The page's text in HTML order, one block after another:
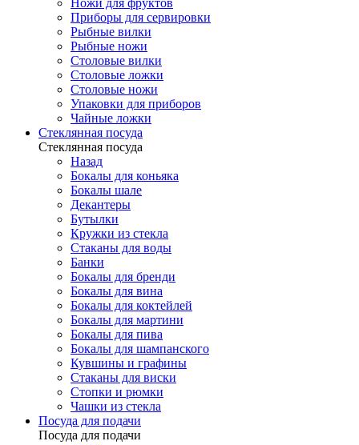
Приборы для сервировки
Рыбные вилки
Рыбные ножи
Столовые вилки
Столовые ложки
Столовые ножи
Упаковки для приборов
Чайные ложки
Стеклянная посуда
Стеклянная посуда
Назад
Бокалы для коньяка
Бокалы шале
Декантеры
Бутылки
Кружки из стекла
Стаканы для воды
Банки
Бокалы для бренди
Бокалы для вина
Бокалы для коктейлей
Бокалы для мартини
Бокалы для пива
Бокалы для шампанского
Кувшины и графины
Стаканы для виски
Стопки и рюмки
Чашки из стекла
Посуда для подачи
Посуда для подачи